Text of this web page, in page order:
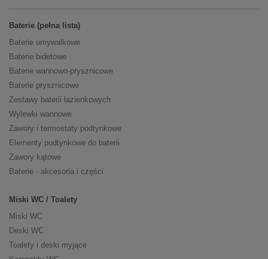
Baterie (pełna lista)
Baterie umywalkowe
Baterie bidetowe
Baterie wannowo-prysznicowe
Baterie prysznicowe
Zestawy baterii łazienkowych
Wylewki wannowe
Zawory i termostaty podtynkowe
Elementy podtynkowe do baterii
Zawory kątowe
Baterie - akcesoria i części
Miski WC / Toalety
Miski WC
Deski WC
Toalety i deski myjące